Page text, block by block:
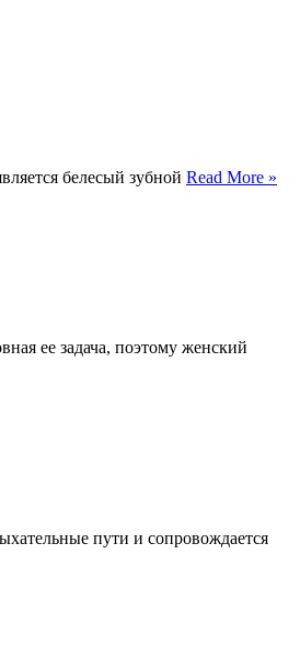
белесый зубной Read More »
ее задача, поэтому женский
пути и сопровождается